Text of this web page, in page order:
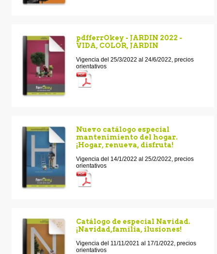
pdfferrOkey - JARDIN 2022 -
VIDA, COLOR, JARDIN
Vigencia del 25/3/2022 al 24/6/2022, precios
orientativos
Nuevo catálogo especial
mantenimiento del hogar.
¡Hogar, renueva, disfruta!
Vigencia del 14/1/2022 al 25/2/2022, precios
orientativos
Catálogo de especial Navidad.
¡Navidad,familia, ilusiones!
Vigencia del 11/11/2021 al 17/1/2022, precios
orientativos